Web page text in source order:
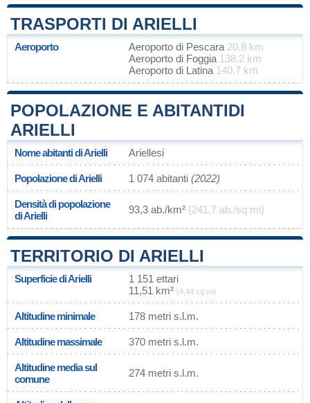
TRASPORTI DI ARIELLI
Aeroporto Aeroporto di Pescara 20.8 km
Aeroporto di Foggia 138.2 km
Aeroporto di Latina 140.7 km
POPOLAZIONE E ABITANTIDI
ARIELLI
Nome abitanti di Arielli Ariellesi
Popolazione di Arielli 1 074 abitanti (2022)
Densità di popolazione
di Arielli
93,3 ab./km² (241,7 ab./sq mi)
TERRITORIO DI ARIELLI
Superficie di Arielli
1 151 ettari
11,51 km² (4,44 sq mi)
Altitudine minimale 178 metri s.l.m.
Altitudine massimale 370 metri s.l.m.
Altitudine media sul
comune
274 metri s.l.m.